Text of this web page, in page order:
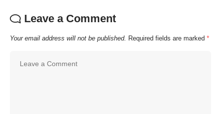
Leave a Comment
Your email address will not be published. Required fields are marked *